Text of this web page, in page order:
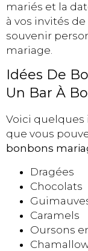
mariés et la
à vos invités
souvenir
mariage.
Idées De
Un Bar À
Voici quelques
que vous
bonbons
Dragées
Chocolats
Caramels
Oursons